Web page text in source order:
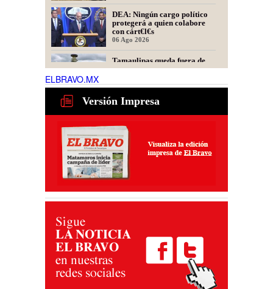
DEA: Ningún cargo político
protegerá a quien colabore
con cárt€l€s
06 Ago 2026
Tamaulipas queda fuera de
recomendación para fracking
Misantla, informa comité
06 Ago 2026
Presidente de Fecanaco
cuestiona retenes en
afirma que generan molestias
06 Ago 2026
ELBRAVO.MX
Versión Impresa